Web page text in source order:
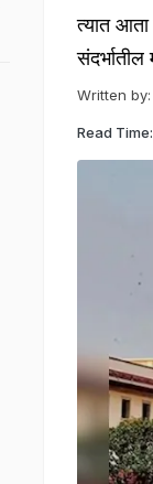
त्यात
संदर्भातील
Written by:
Read Time: